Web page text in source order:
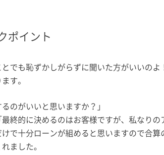
ポイント
とでも恥ずかしがらずに聞いた方がいいのよ
す。
のがいいと思いますか？」
終的に決めるのはお客様ですが、私なりの
で十分ローンが組めると思いますので合算
ました。